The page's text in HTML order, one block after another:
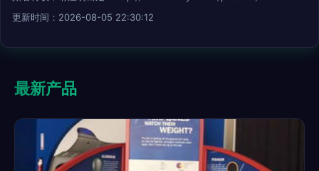
更新时间：2026-08-05 22:30:12
最新产品